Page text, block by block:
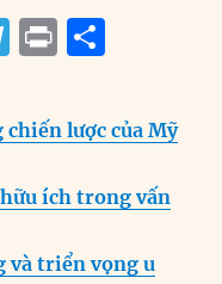
T
e
g
r
m
P
n
t
a
re
chiến lược của Mỹ
ích trong vấn
và triển vọng u